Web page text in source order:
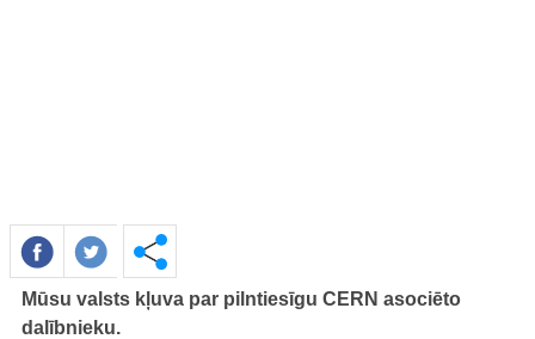
Mūsu valsts kļuva par pilntiesīgu CERN asociēto
dalībnieku.